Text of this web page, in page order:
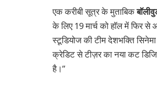
एक करीबी सूत्र के मुताबिक
के लिए 19 मार्च को हॉल में फिर
स्टूडियोज की टीम देशभक्ति
क्रेडिट से टीज़र का नया कट
है।”